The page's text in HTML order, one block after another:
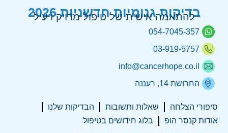
סיפורי הצלחה שאלות ותשובות
הבדיקות שלנו
אודות קנסר הופ
בלוג חידושים בטיפול
054-7045-357
03-919-5757
info@cancerhope.co.il
החרושת 14, רעננה
בדיקות גנומיות חדשניות 2026
להתאמה אישית של טיפול מדויק ויעיל